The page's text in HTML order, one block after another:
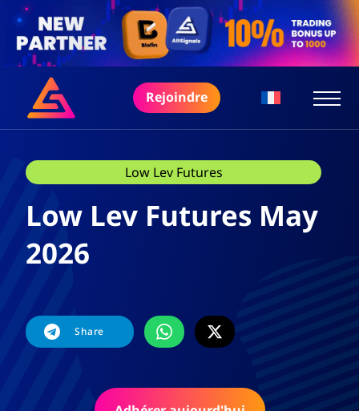
Rejoindre
Low Lev Futures
Low Lev Futures May
2026
Share